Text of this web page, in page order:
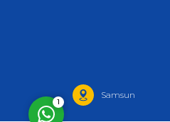
1
Samsun